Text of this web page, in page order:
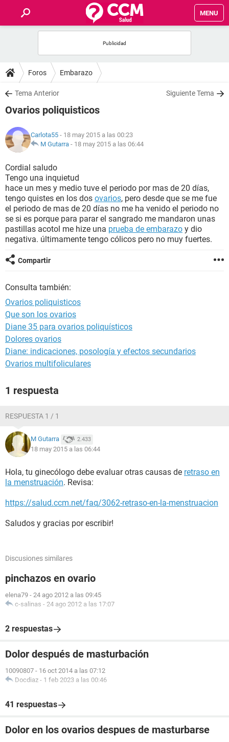
MENU
FOROS
SALUD
NUTRICIÓN
BIENESTAR
SEXUALIDAD
GLOSARIO
Foros Embarazo
Tema Anterior Siguiente Tema
Ovarios poliquisticos
Carlota55 - 18 may 2015 a las 00:23
M Gutarra - 18 may 2015 a las 06:44
Cordial saludo
Tengo una inquietud
hace un mes y medio tuve el periodo por mas de 20 días,
tengo quistes en los dos ovarios, pero desde que se me fue
el periodo de mas de 20 días no me ha venido el periodo no
se si es porque para parar el sangrado me mandaron unas
pastillas acotol me hize una prueba de embarazo y dio
negativa. últimamente tengo cólicos pero no muy fuertes.
Compartir
Consulta también:
Ovarios poliquisticos
Que son los ovarios
Diane 35 para ovarios poliquísticos
Dolores ovarios
Diane: indicaciones, posología y efectos secundarios
Ovarios multifoliculares
1 respuesta
RESPUESTA 1 / 1
M Gutarra 2.433
18 may 2015 a las 06:44
Hola, tu ginecólogo debe evaluar otras causas de retraso en
la menstruación. Revisa:
https://salud.ccm.net/faq/3062-retraso-en-la-menstruacion
Saludos y gracias por escribir!
Discusiones similares
pinchazos en ovario
elena79 - 24 ago 2012 a las 09:45
c-salinas - 24 ago 2012 a las 17:07
2 respuestas
Dolor después de masturbación
10090807 - 16 oct 2014 a las 07:12
Docdiaz - 1 feb 2023 a las 00:46
41 respuestas
Dolor en los ovarios despues de masturbarse